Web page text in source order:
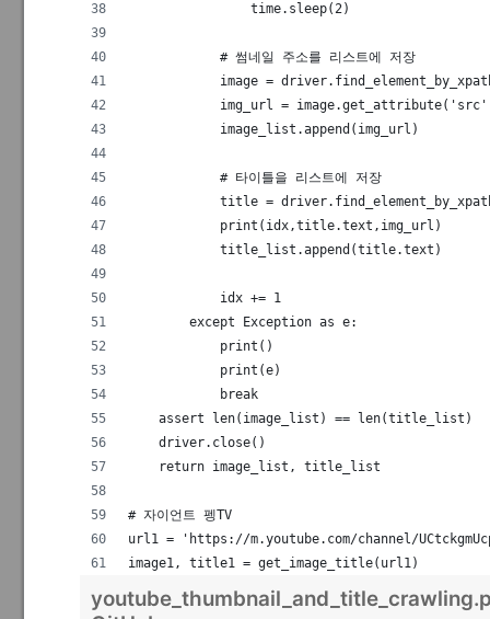
                time.sleep(2)
            # 썸네일 주소를 리스트에 저장
image =
img_url =
            image_list.append(img_url)
            # 타이틀을 리스트에 저장
title =
            print(idx,title.text,img_url)
            title_list.append(title.text)
            idx += 1
        except Exception as e:
            print()
            print(e)
            break
    assert len(image_list) == len(title_list)
    driver.close()
    return image_list, title_list
# 자이언트 펭TV
url1 = 'https://m.youtube.com/channel/
image1, title1 = get_image_title(url1)